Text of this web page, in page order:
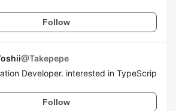
Follow
@Takepepe
Developer. interested in TypeScrip
Follow